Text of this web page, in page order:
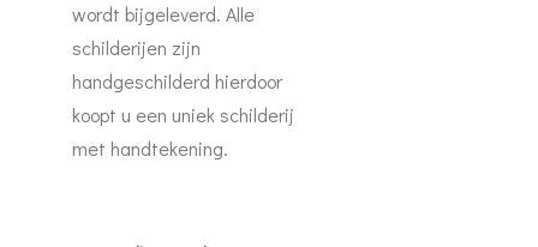
wordt bijgeleverd. Alle
schilderijen zijn
handgeschilderd hierdoor
koopt u een uniek schilderij
met handtekening.